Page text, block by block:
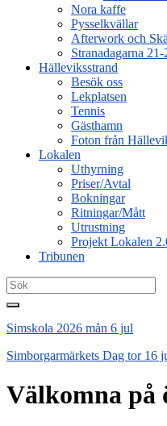
Nora kaffe
Pysselkvällar
Afterwork och
Stranadagarna
Hälleviksstrand
Besök oss
Lekplatsen
Tennis
Gästhamn
Foton från
Lokalen
Uthyrning
Priser/Avtal
Bokningar
Ritningar/Mått
Utrustning
Projekt Lokalen
Tribunen
Search
for:
Simskola 2026 mån 6 jul
Simborgarmärkets Dag tor 16
Välkomna på